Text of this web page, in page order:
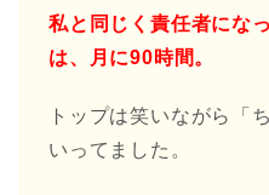
私と同じく責任者にな
は、月に90時間。
トップは笑いながら「
いってました。